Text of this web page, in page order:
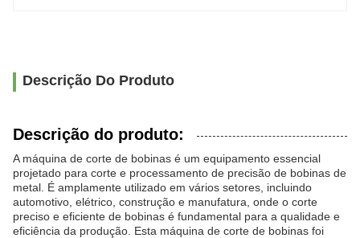
Descrição Do Produto
Descrição do produto:
A máquina de corte de bobinas é um equipamento essencial
projetado para corte e processamento de precisão de bobinas de
metal. É amplamente utilizado em vários setores, incluindo
automotivo, elétrico, construção e manufatura, onde o corte
preciso e eficiente de bobinas é fundamental para a qualidade e
eficiência da produção. Esta máquina de corte de bobinas foi